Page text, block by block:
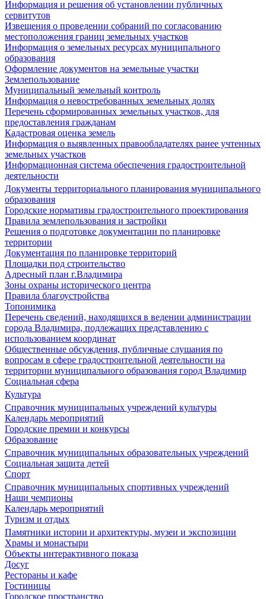
Информация и решения об установлении публичных
сервитутов
Извещения о проведении собраний по согласованию
местоположения границ земельных участков
Информация о земельных ресурсах муниципального
образования
Оформление документов на земельные участки
Землепользование
Муниципальный земельный контроль
Информация о невостребованных земельных долях
Перечень сформированных земельных участков, для
предоставления гражданам
Кадастровая оценка земель
Информация о выявленных правообладателях ранее учтенных
земельных участков
Информационная система обеспечения градостроительной
деятельности
Документы территориального планирования муниципального
образования
Городские нормативы градостроительного проектирования
Правила землепользования и застройки
Решения о подготовке документации по планировке
территории
Документация по планировке территорий
Площадки под строительство
Адресный план г.Владимира
Зоны охраны исторического центра
Правила благоустройства
Топонимика
Перечень сведений, находящихся в ведении администрации
города Владимира, подлежащих представлению с
использованием координат
Общественные обсуждения, публичные слушания по
вопросам в сфере градостроительной деятельности на
территории муниципального образования город Владимир
Социальная сфера
Культура
Справочник муниципальных учреждений культуры
Календарь мероприятий
Городские премии и конкурсы
Образование
Справочник муниципальных образовательных учреждений
Социальная защита детей
Спорт
Справочник муниципальных спортивных учреждений
Наши чемпионы
Календарь мероприятий
Туризм и отдых
Памятники истории и архитектуры, музеи и экспозиции
Храмы и монастыри
Объекты интерактивного показа
Досуг
Рестораны и кафе
Гостиницы
Городское пространство